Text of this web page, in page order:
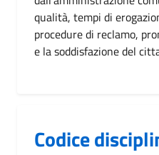
qualità, tempi di
procedure di reclamo,
e la soddisfazione del
Codice